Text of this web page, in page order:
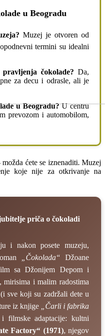
u Beogradu
Muzej je otvoren od
termini su idealni
čokolade? Da,
za decu i odrasle, ali je
u Beogradu?U centru
prevozom i automobilom,
ćete se iznenaditi. Muzej
koje nije za otkrivanje na
priča o čokoladi
i nakon posete muzeju,
„Čokolada“ Džoane
sa Džonijem Depom i
i malim radostima
sve koji su zadržali dete u
iz knjige
„Čarli i fabrika
filmske adaptacije: kultni
Factory“ (1971), njegov